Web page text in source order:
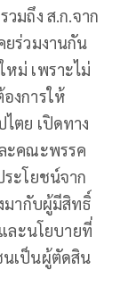
มถึง ส.ก.จาก
ร่วมงานกัน
ม่ เพราะไม่
งการให้
ตย เปิดทาง
ะคณะพรรค
ะโยชน์จาก
มากับผู้มีสิทธิ์
ละนโยบายที่
นเป็นผู้ตัดสิน